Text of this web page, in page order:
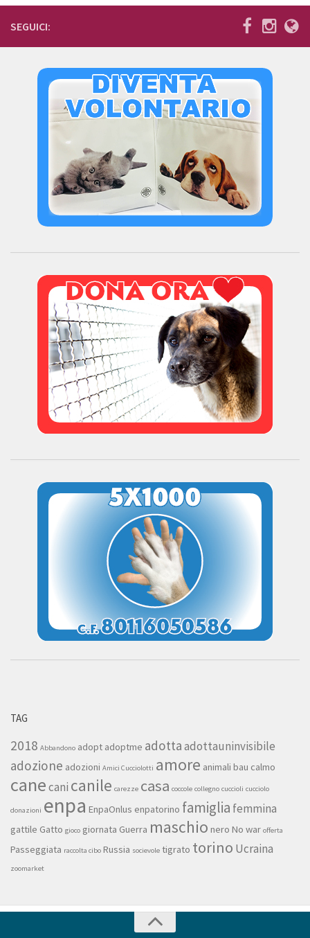
Donazioni
5×1000
Ambulatorio veterinario
Foto
Contatti
SEGUICI:
TAG
2018 Abbandono adopt adoptme adottaadottauninvisibile
adozione adozioni Amici Cucciolotti amore animali bau calmo
canecani canile carezze casa coccole collegno cuccioli cucciolo
donazioni enpa EnpaOnlus enpatorino famiglia femmina
gattile Gatto gioco giornata Guerra maschio nero No war offerta
Passeggiata raccolta cibo Russia socievole tigrato torino Ucraina
zoomarket